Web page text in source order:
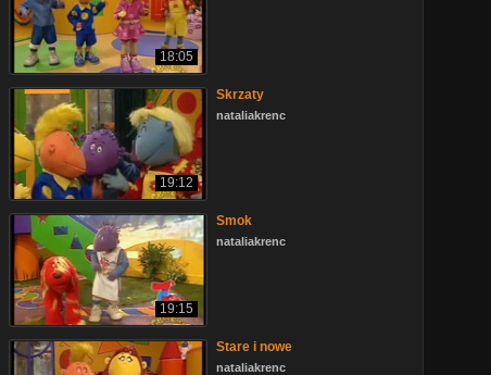
18:05
19:12
Skrzaty
nataliakrenc
19:15
Smok
nataliakrenc
Stare i nowe
nataliakrenc